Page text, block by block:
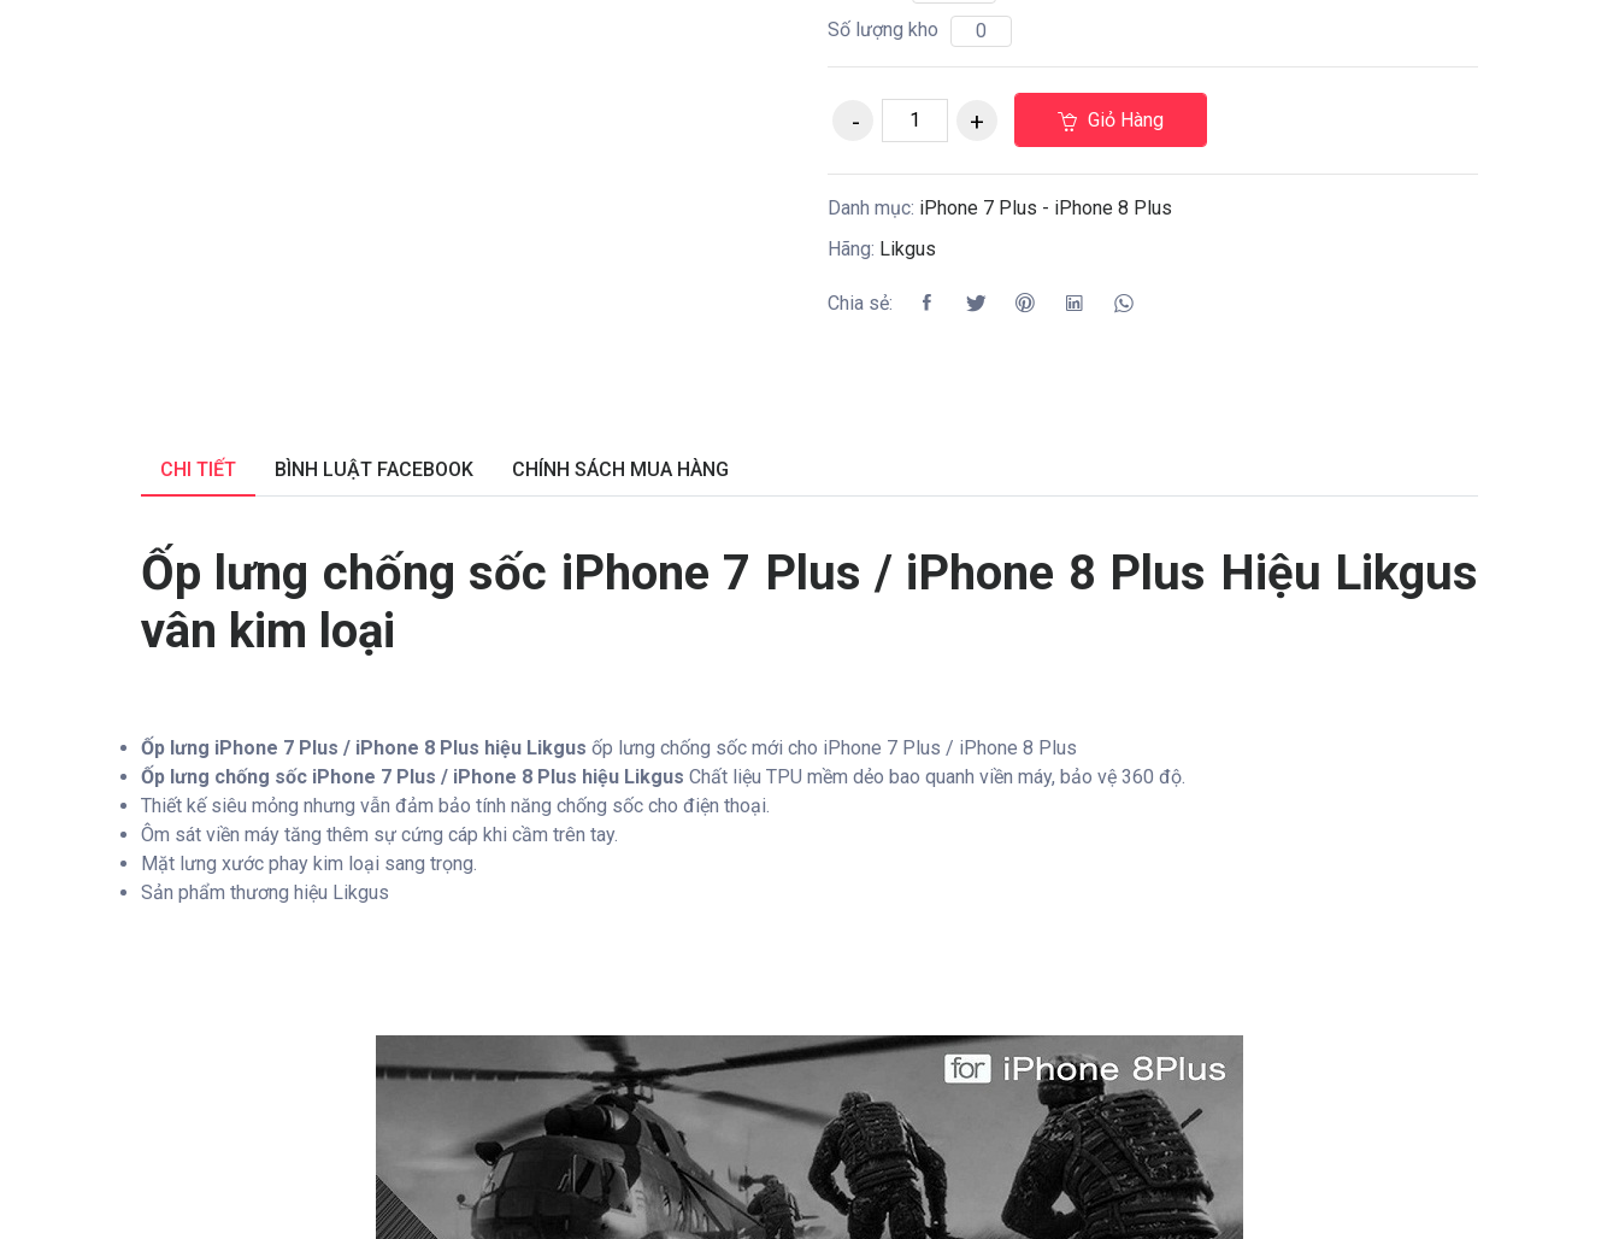
Số lượng kho
0
Giỏ Hàng
Danh mục: iPhone 7 Plus - iPhone 8 Plus
Hãng: Likgus
Chia sẻ:
CHI TIẾT BÌNH LUẬT FACEBOOK CHÍNH SÁCH MUA HÀNG
Ốp lưng chống sốc iPhone 7 Plus / iPhone 8 Plus Hiệu Likgus
vân kim loại
Ốp lưng iPhone 7 Plus / iPhone 8 Plus hiệu Likgus ốp lưng chống sốc mới cho iPhone 7 Plus / iPhone 8 Plus
Ốp lưng chống sốc iPhone 7 Plus / iPhone 8 Plus hiệu Likgus Chất liệu TPU mềm dẻo bao quanh viền máy, bảo vệ 360 độ.
Thiết kế siêu mỏng nhưng vẫn đảm bảo tính năng chống sốc cho điện thoại.
Ôm sát viền máy tăng thêm sự cứng cáp khi cầm trên tay.
Mặt lưng xước phay kim loại sang trọng.
Sản phẩm thương hiệu Likgus